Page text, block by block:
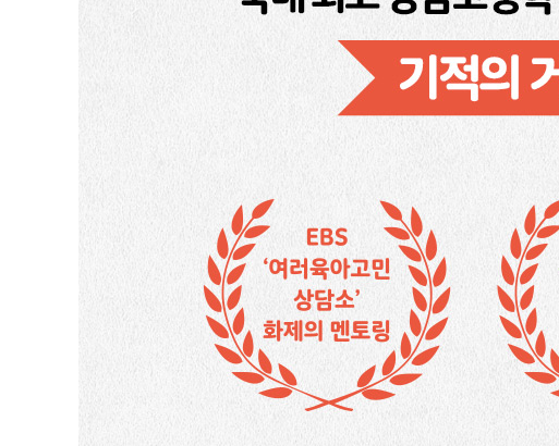
소리 지르는 부모 밑에 소리 지르는 아이 있다
[거울부모가 되기 위한 STEP 4] ‘구나’-‘바라고’-‘느꼈나 보다’
05 아이 속마음을 알고 가슴높이를 맞추자
환경 변화에 민감한 아이 : 불안감을 기억하자
안 잔다고 떼쓰는 아이 : 소외감에 주목하자
혼자 자기 싫어하는 아이 : 두려움에 공감하자
[거울부모가 되기 위한 STEP 5] 아이의 ‘시위’ 행동 생각해보기
2부 아이는 부모가 공감한 만큼 변한다
06 아이의 문제행동은 부모에게 보내는 신호